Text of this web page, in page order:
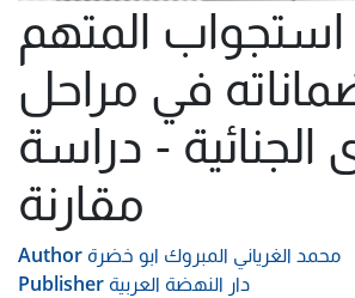
استجواب المتهم
في مراحل
الجنائية - دراسة
مقارنة
Authorمحمد الغرياني المبروك ابو خضرة
Publisher دار النهضة العربية